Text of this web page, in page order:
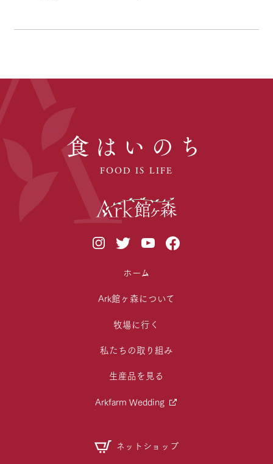
食はいのち
FOOD IS LIFE
ホーム
Ark館ヶ森について
牧場に行く
私たちの取り組み
生産品を見る
Arkfarm Wedding
ネットショップ